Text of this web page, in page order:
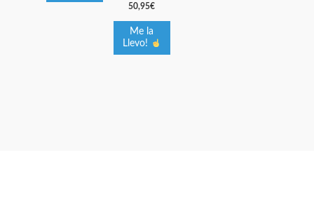
50,95€
Me la
Llevo!